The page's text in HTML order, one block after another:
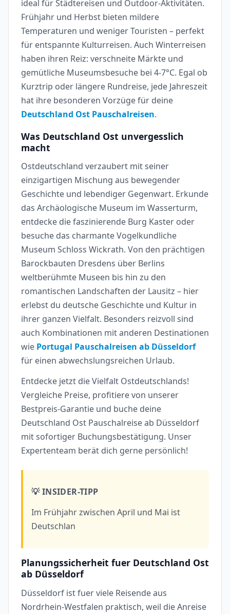
ideal für Städtereisen und Outdoor-Aktivitäten.
Frühjahr und Herbst bieten mildere
Temperaturen und weniger Touristen – perfekt
für entspannte Kulturreisen. Auch Winterreisen
haben ihren Reiz: verschneite Märkte und
gemütliche Museumsbesuche bei 4-7°C. Egal ob
Kurztrip oder längere Rundreise, jede Jahreszeit
hat ihre besonderen Vorzüge für deine
Deutschland Ost Pauschalreisen.
Was Deutschland Ost unvergesslich
macht
Ostdeutschland verzaubert mit seiner
einzigartigen Mischung aus bewegender
Geschichte und lebendiger Gegenwart. Erkunde
das Archäologische Museum im Wasserturm,
entdecke die faszinierende Burg Kaster oder
besuche das charmante Vogelkundliche
Museum Schloss Wickrath. Von den prächtigen
Barockbauten Dresdens über Berlins
weltberühmte Museen bis hin zu den
romantischen Landschaften der Lausitz – hier
erlebst du deutsche Geschichte und Kultur in
ihrer ganzen Vielfalt. Besonders reizvoll sind
auch Kombinationen mit anderen Destinationen
wie Portugal Pauschalreisen ab Düsseldorf
für einen abwechslungsreichen Urlaub.
Entdecke jetzt die Vielfalt Ostdeutschlands!
Vergleiche Preise, profitiere von unserer
Bestpreis-Garantie und buche deine
Deutschland Ost Pauschalreise ab Düsseldorf
mit sofortiger Buchungsbestätigung. Unser
Expertenteam berät dich gerne persönlich!
💡 INSIDER-TIPP
Im Frühjahr zwischen April und Mai ist
Deutschlan
Planungssicherheit fuer Deutschland Ost
ab Düsseldorf
Düsseldorf ist fuer viele Reisende aus
Nordrhein-Westfalen praktisch, weil die Anreise